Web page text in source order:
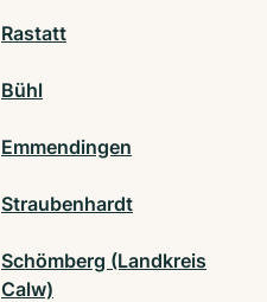
Rastatt
Bühl
Emmendingen
Straubenhardt
Schömberg (Landkreis
Calw)